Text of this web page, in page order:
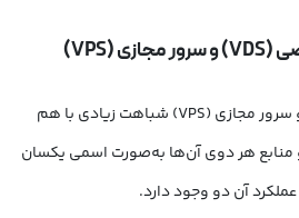
تفاوت سرور نیمه اختصاصی (VDS) و سرور مجازی (VPS)
سرور نیمه اختصاصی (VDS) و سرور مجازی (VPS) شباهت زیادی با هم
و منابع هر دوی آن‌ها به‌صورت اسمی یکسان
آن دو وجود دارد.